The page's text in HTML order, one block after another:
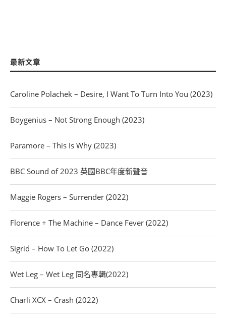
最新文章
Caroline Polachek – Desire, I Want To Turn Into You (2023)
Boygenius – Not Strong Enough (2023)
Paramore – This Is Why (2023)
BBC Sound of 2023 英國BBC年度新聲音
Maggie Rogers – Surrender (2022)
Florence + The Machine – Dance Fever (2022)
Sigrid – How To Let Go (2022)
Wet Leg – Wet Leg 同名專輯(2022)
Charli XCX – Crash (2022)